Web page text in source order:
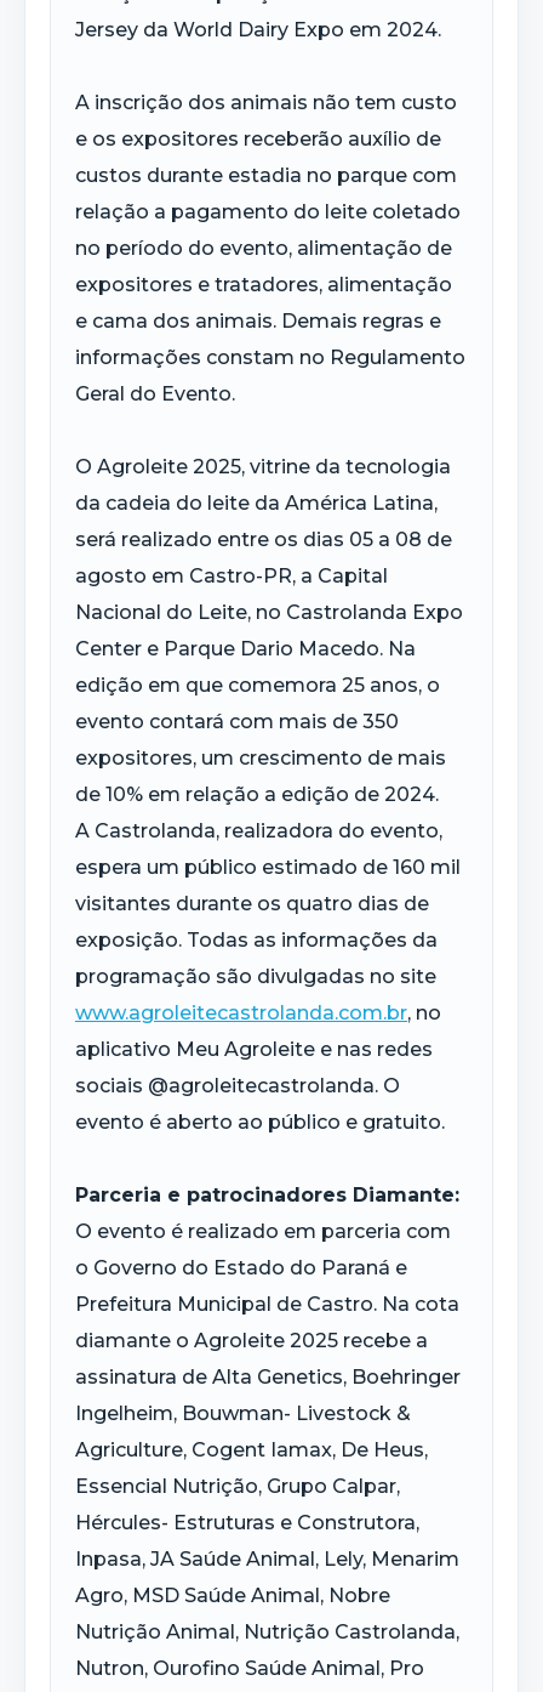
Jersey da World Dairy Expo em 2024.
A inscrição dos animais não tem custo
e os expositores receberão auxílio de
custos durante estadia no parque com
relação a pagamento do leite coletado
no período do evento, alimentação de
expositores e tratadores, alimentação
e cama dos animais. Demais regras e
informações constam no Regulamento
Geral do Evento.
O Agroleite 2025, vitrine da tecnologia
da cadeia do leite da América Latina,
será realizado entre os dias 05 a 08 de
agosto em Castro-PR, a Capital
Nacional do Leite, no Castrolanda Expo
Center e Parque Dario Macedo. Na
edição em que comemora 25 anos, o
evento contará com mais de 350
expositores, um crescimento de mais
de 10% em relação a edição de 2024.
A Castrolanda, realizadora do evento,
espera um público estimado de 160 mil
visitantes durante os quatro dias de
exposição. Todas as informações da
programação são divulgadas no site
www.agroleitecastrolanda.com.br, no
aplicativo Meu Agroleite e nas redes
sociais @agroleitecastrolanda. O
evento é aberto ao público e gratuito.
Parceria e patrocinadores Diamante:
O evento é realizado em parceria com
o Governo do Estado do Paraná e
Prefeitura Municipal de Castro. Na cota
diamante o Agroleite 2025 recebe a
assinatura de Alta Genetics, Boehringer
Ingelheim, Bouwman- Livestock &
Agriculture, Cogent Iamax, De Heus,
Essencial Nutrição, Grupo Calpar,
Hércules- Estruturas e Construtora,
Inpasa, JA Saúde Animal, Lely, Menarim
Agro, MSD Saúde Animal, Nobre
Nutrição Animal, Nutrição Castrolanda,
Nutron, Ourofino Saúde Animal, Pro